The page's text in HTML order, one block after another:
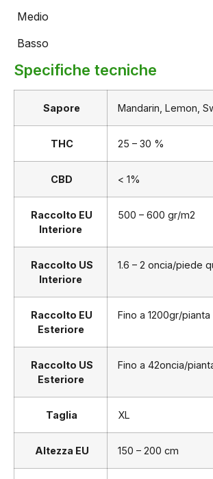
Medio
Basso
Specifiche tecniche
Sapore Mandarin, Lemon,
THC 25 – 30 %
CBD < 1%
Raccolto EU
Interiore
500 – 600 gr/m2
Raccolto US
Interiore
1.6 – 2 oncia/piede
Raccolto EU
Esteriore
Fino a 1200gr/pianta
Raccolto US
Esteriore
Fino a 42oncia/
Taglia XL
Altezza EU 150 – 200 cm